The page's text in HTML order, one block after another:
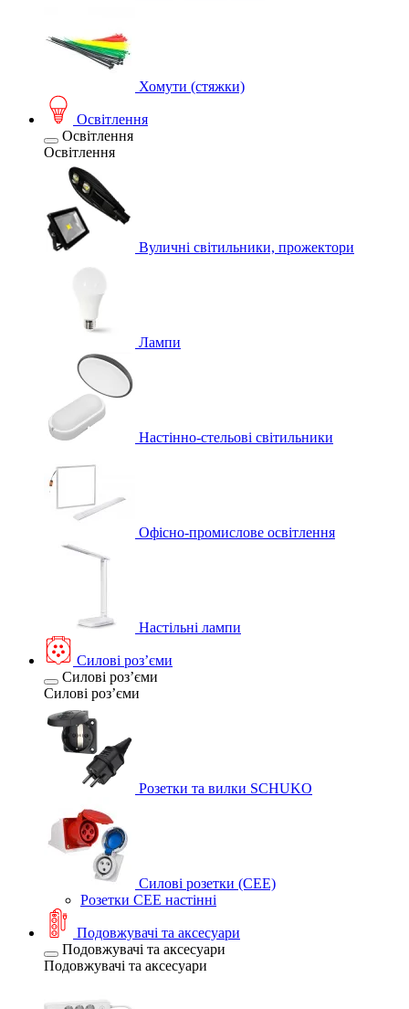
Хомути (стяжки)
Освітлення
Освітлення
Освітлення
Вуличні світильники, прожектори
Лампи
Настінно-стельові світильники
Офісно-промислове освітлення
Настільні лампи
Силові розʼєми
Силові розʼєми
Силові розʼєми
Розетки та вилки SCHUKO
Силові розетки (CEE)
Розетки CEE настінні
Подовжувачі та аксесуари
Подовжувачі та аксесуари
Подовжувачі та аксесуари